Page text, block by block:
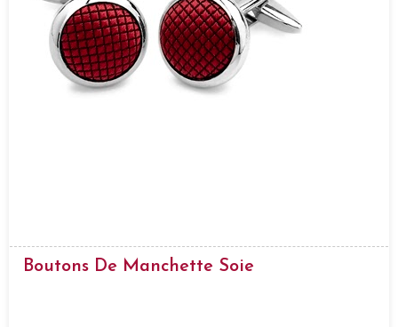
Boutons De Manchette Soie